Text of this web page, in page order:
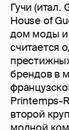
Гучи (итал.
House of
дом моды и
считается
брендов в
Printemps-
второй